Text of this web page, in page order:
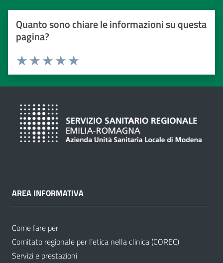
Quanto sono chiare le informazioni su questa
pagina?
Valuta da 1 a 5 stelle
Valuta 5 stelle su 5
Valuta 4 stelle su 5
Valuta 3 stelle su 5
Valuta 2 stelle su 5
Valuta 1 stelle su 5
AREA INFORMATIVA
Come fare per
Comitato regionale per l’etica nella clinica (COREC)
Servizi e prestazioni